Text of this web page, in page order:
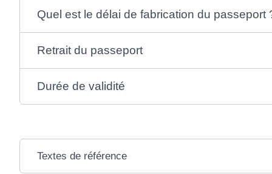
Quel est le délai de fabrication du passeport
Retrait du passeport
Durée de validité
Textes de référence